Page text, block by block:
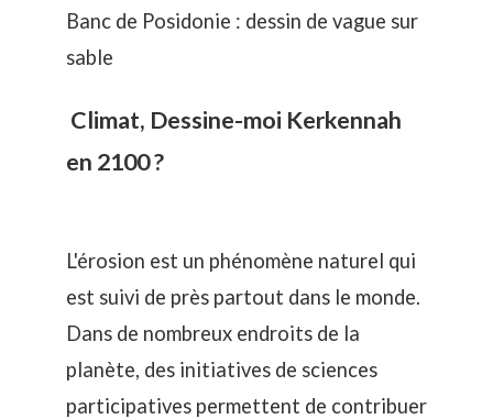
Banc de Posidonie : dessin de vague sur
sable
Climat, Dessine-moi Kerkennah
en 2100 ?
L'érosion est un phénomène naturel qui
est suivi de près partout dans le monde.
Dans de nombreux endroits de la
planète, des initiatives de sciences
participatives permettent de contribuer